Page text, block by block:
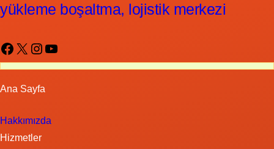
yükleme boşaltma, lojistik merkezi
Facebook X Instagram YouTube
Ana Sayfa
Hakkımızda
Hizmetler